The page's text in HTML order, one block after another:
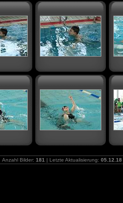
Anzahl Bilder: 181 | Letzte Aktualisierung: 05.12.18